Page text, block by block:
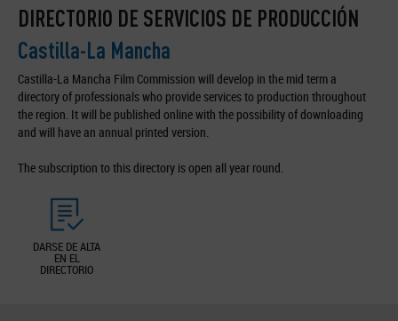
DIRECTORIO DE SERVICIOS DE PRODUCCIÓN
Castilla-La Mancha
Castilla-La Mancha Film Commission will develop in the mid term a
directory of professionals who provide services to production throughout
the region. It will be published online with the possibility of downloading
and will have an annual printed version.
The subscription to this directory is open all year round.
DARSE DE ALTA
EN EL
DIRECTORIO